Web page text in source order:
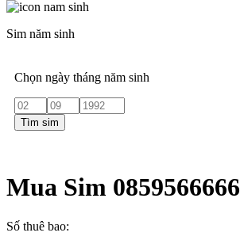
Sim năm sinh
Chọn ngày tháng năm sinh
Tìm sim
Mua Sim 0859566666
Số thuê bao: